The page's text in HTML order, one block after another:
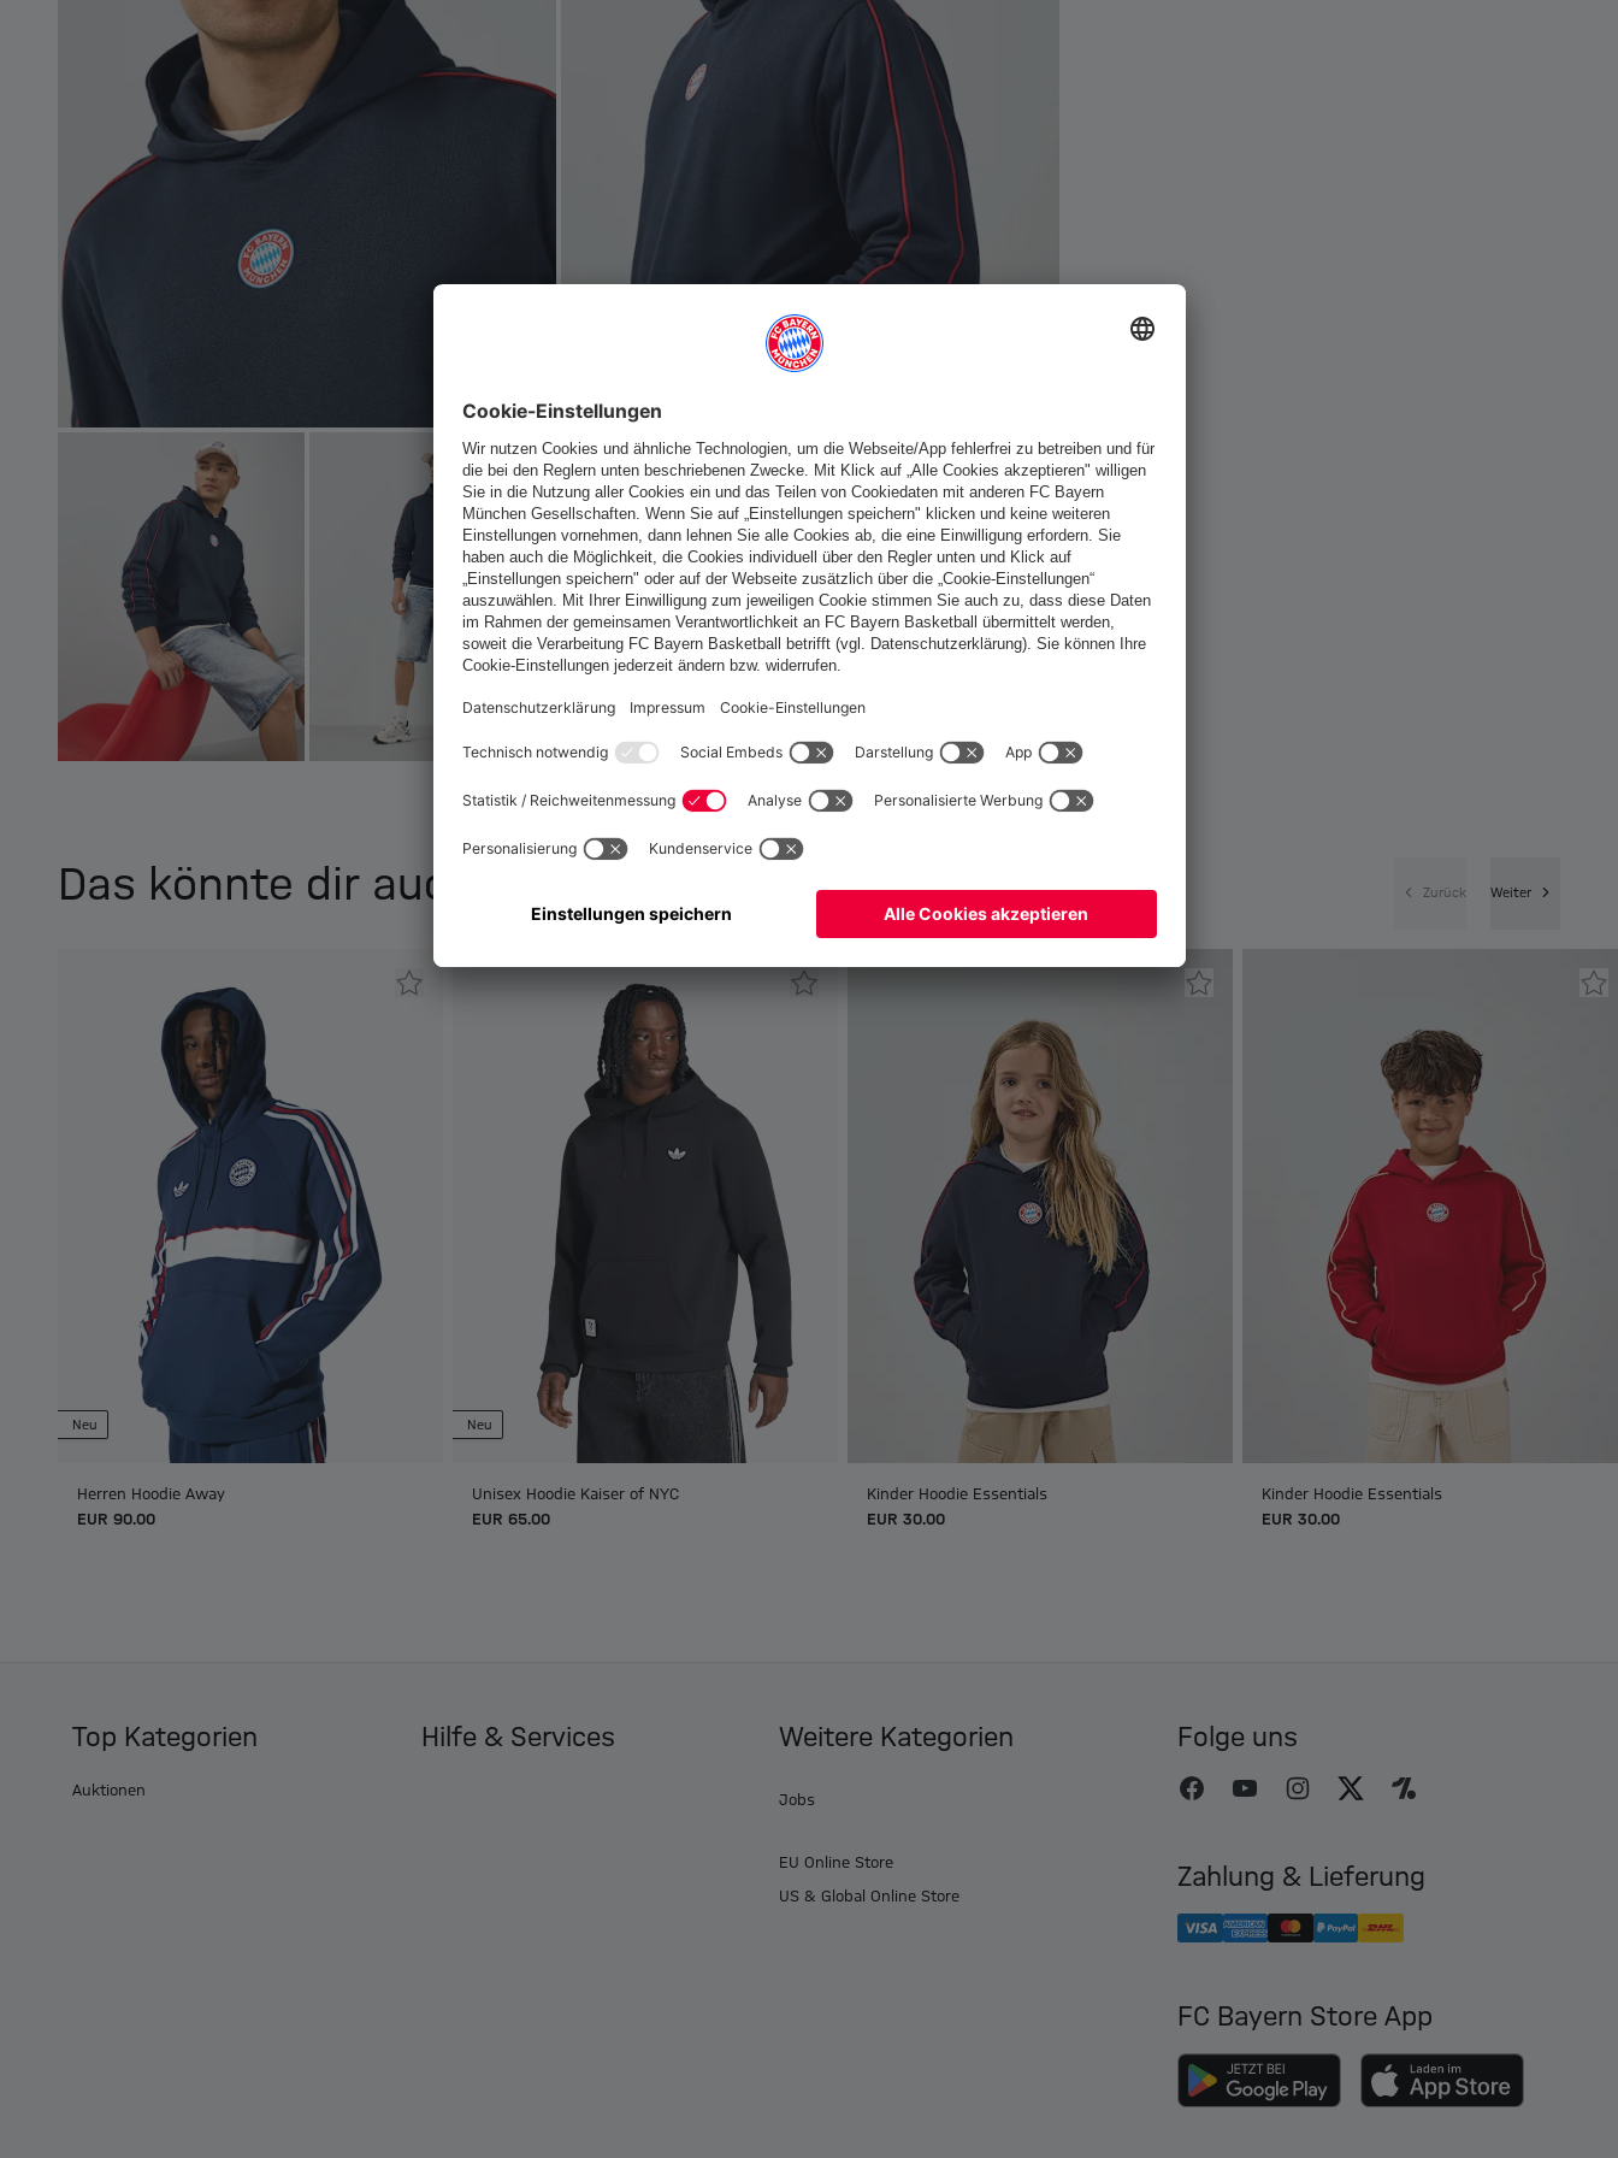
Das könnte dir auch gefallen Zurück Weiter
Neu
Herren Hoodie Away
EUR 90.00
Neu
Unisex Hoodie Kaiser of NYC
EUR 65.00
Kinder Hoodie Essentials
EUR 30.00
Kinder Hoodie Essentials
EUR 30.00
Top Kategorien
Auktionen
Hilfe & Services Weitere Kategorien
Jobs
EU Online Store
US & Global Online Store
Folge uns
Zahlung & Lieferung
FC Bayern Store App
Möchtest du im StoreSchweizbleiben?
Ja,Schweiz, um dorthin zu liefern!
, um dorthin zu liefern!